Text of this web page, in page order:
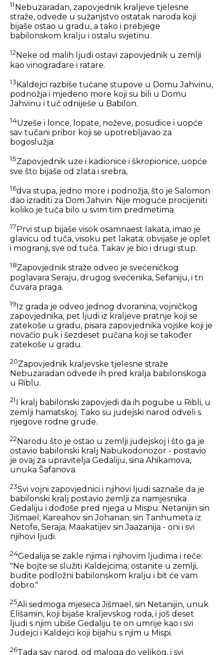
11 Nebuzaradan, zapovjednik kraljeve tjelesne
straže, odvede u sužanjstvo ostatak naroda koji
bijaše ostao u gradu, a tako i prebjege
babilonskom kralju i ostalu svjetinu.
12Neke od malih ljudi ostavi zapovjednik u zemlji
kao vinogradare i ratare.
13Kaldejci razbiše tučane stupove u Domu Jahvinu,
podnožja i mjedeno more koji su bili u Domu
Jahvinu i tuč odniješe u Babilon.
14Uzeše i lonce, lopate, noževe, posudice i uopće
sav tučani pribor koji se upotrebljavao za
bogoslužja.
15Zapovjednik uze i kadionice i škropionice, uopće
sve što bijaše od zlata i srebra,
16dva stupa, jedno more i podnožja, što je Salomon
dao izraditi za Dom Jahvin. Nije moguće procijeniti
koliko je tuča bilo u svim tim predmetima.
17 Prvi stup bijaše visok osamnaest lakata, imao je
glavicu od tuča, visoku pet lakata; obvijaše je oplet
i mogranji, sve od tuča. Takav je bio i drugi stup.
18Zapovjednik straže odveo je svećeničkog
poglavara Seraju, drugog svećenika, Sefaniju, i tri
čuvara praga.
19Iz grada je odveo jednog dvoranina, vojničkog
zapovjednika, pet ljudi iz kraljeve pratnje koji se
zatekoše u gradu, pisara zapovjednika vojske koji je
novačio puk i šezdeset pučana koji se također
zatekoše u gradu.
20Zapovjednik kraljevske tjelesne straže
Nebuzaradan odvede ih pred kralja babilonskoga
u Riblu.
21
I kralj babilonski zapovjedi da ih pogube u Ribli, u
zemlji hamatskoj. Tako su judejski narod odveli s
njegove rodne grude.
22Narodu što je ostao u zemlji judejskoj i što ga je
ostavio babilonski kralj Nabukodonozor - postavio
je ovaj za upravitelja Gedaliju, sina Ahikamova,
unuka Šafanova.
23Svi vojni zapovjednici i njihovi ljudi saznaše da je
babilonski kralj postavio zemlji za namjesnika
Gedaliju i dođoše pred njega u Mispu: Netanijin sin
Jišmael; Kareahov sin Johanan; sin Tanhumeta iz
Netofe, Seraja; Maakatijev sin Jaazanija - oni i svi
njihovi ljudi.
24Gedalija se zakle njima i njihovim ljudima i reče:
"Ne bojte se služiti Kaldejcima; ostanite u zemlji,
budite podložni babilonskom kralju i bit će vam
dobro."
25Ali sedmoga mjeseca Jišmael, sin Netanijin, unuk
Elišamin, koji bijaše kraljevskog roda, i još deset
ljudi s njim ubiše Gedaliju te on umrije kao i svi
Judejci i Kaldejci koji bijahu s njim u Mispi.
26Tada sav narod, od maloga do velikog, i svi